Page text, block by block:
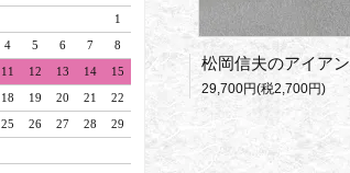
29,700円(税2,700円)
1
4 5 6 7
8
11 12 13 14
15
18 19 20 21
22
25 26 27 28
29